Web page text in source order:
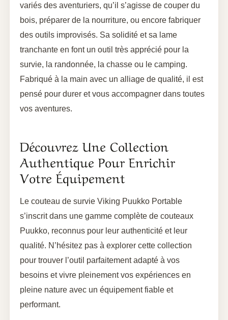
variés des aventuriers, qu’il s’agisse de couper du
bois, préparer de la nourriture, ou encore fabriquer
des outils improvisés. Sa solidité et sa lame
tranchante en font un outil très apprécié pour la
survie, la randonnée, la chasse ou le camping.
Fabriqué à la main avec un alliage de qualité, il est
pensé pour durer et vous accompagner dans toutes
vos aventures.
Découvrez Une Collection
Authentique Pour Enrichir
Votre Équipement
Le couteau de survie Viking Puukko Portable
s’inscrit dans une gamme complète de couteaux
Puukko, reconnus pour leur authenticité et leur
qualité. N’hésitez pas à explorer cette collection
pour trouver l’outil parfaitement adapté à vos
besoins et vivre pleinement vos expériences en
pleine nature avec un équipement fiable et
performant.